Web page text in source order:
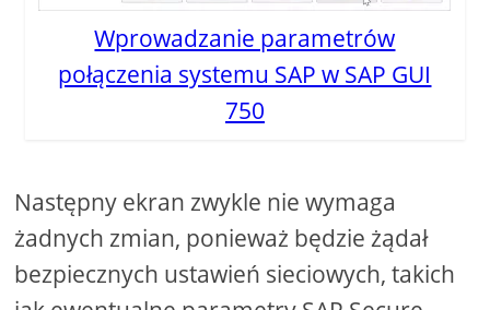
Wprowadzanie parametrów
połączenia systemu SAP w SAP GUI
750
Następny ekran zwykle nie wymaga
żadnych zmian, ponieważ będzie żądał
bezpiecznych ustawień sieciowych, takich